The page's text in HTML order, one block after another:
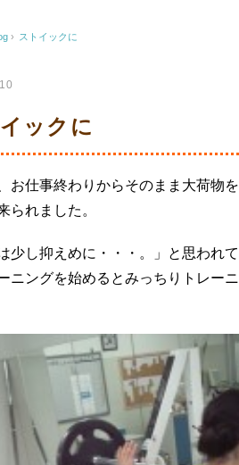
› ストイックに
ックに
お仕事終わりからそのまま大荷物
られました。
少し抑えめに・・・。」と思われ
ニングを始めるとみっちりトレー